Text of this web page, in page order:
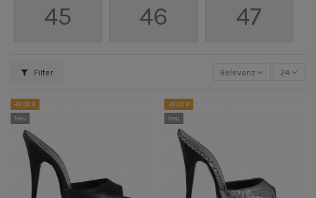
45
46 47
Filter Relevanz 24
-61,00 €
Neu
-61,00 €
Neu